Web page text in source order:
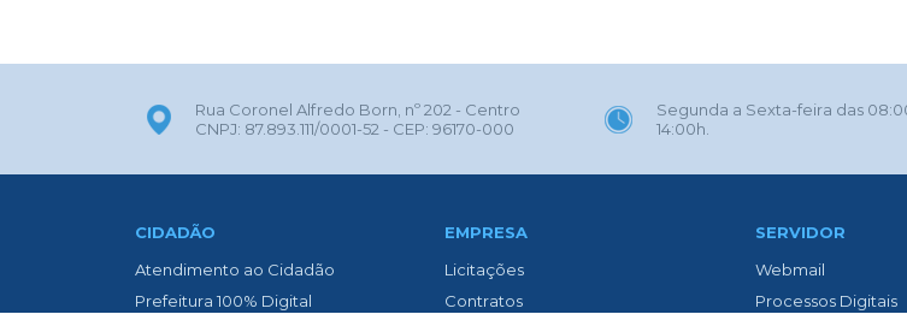
Rua Coronel Alfredo Born, nº 202 - Centro
CNPJ: 87.893.111/0001-52 - CEP: 96170-000
Segunda a Sexta-feira das
14:00h.
CIDADÃO
Atendimento ao Cidadão
Prefeitura 100% Digital
EMPRESA
Licitações
Contratos
SERVIDOR
Webmail
Processos Digitais